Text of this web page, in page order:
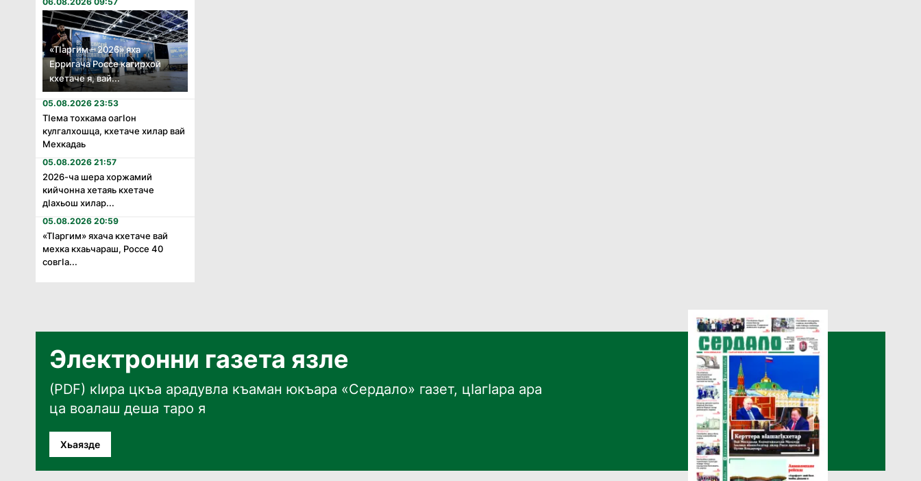
«Тӏаргим – 2026» яха
Ерригача Россе кагирхой
кхетаче я, вай...
05.08.2026 23:53
Тӏема тохкама оагӏон
кулгалхошца, кхетаче хилар вай
Мехкадаь
05.08.2026 21:57
2026-ча шера хоржамий
кийчонна хетаяь кхетаче
дӏахьош хилар...
05.08.2026 20:59
«Тӏаргим» яхача кхетаче вай
мехка кхаьчараш, Россе 40
совгӏа...
Электронни газета язле
(PDF) кӀира цкъа арадувла къаман юкъара «Сердало» газет, цӀагӀара ара
ца воалаш деша таро я
Хьаязде